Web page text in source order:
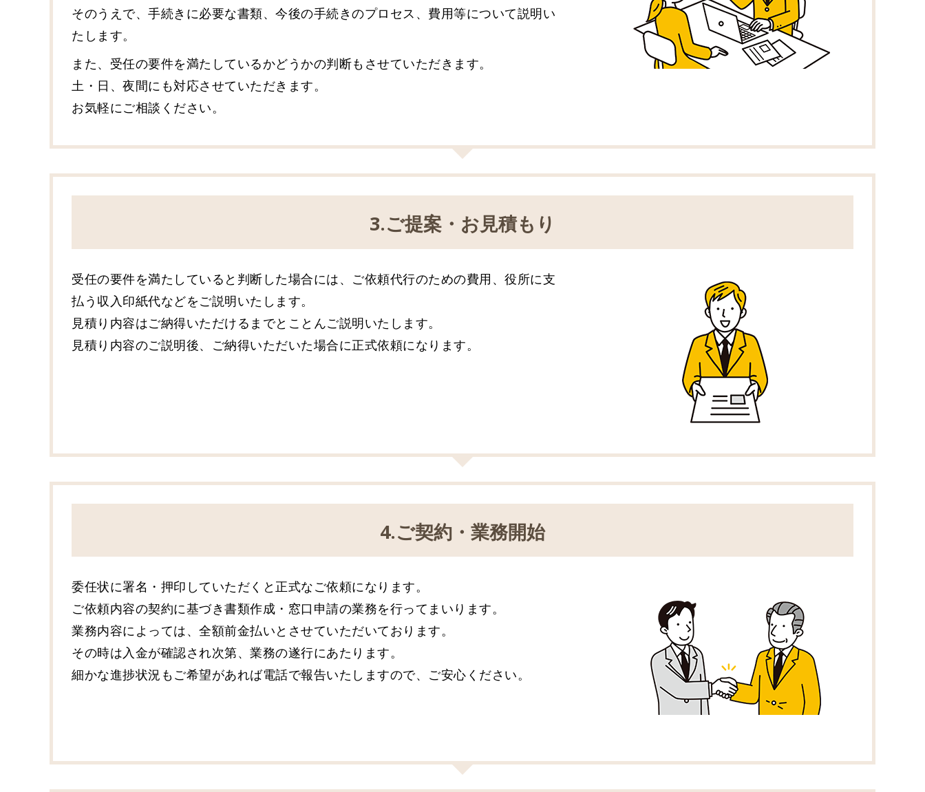
そのうえで、手続きに必要な書類、今後の手続きのプロセス、費用等について説明い
たします。
また、受任の要件を満たしているかどうかの判断もさせていただきます。
土・日、夜間にも対応させていただきます。
お気軽にご相談ください。
3.ご提案・お見積もり
受任の要件を満たしていると判断した場合には、ご依頼代行のための費用、役所に支
払う収入印紙代などをご説明いたします。
見積り内容はご納得いただけるまでとことんご説明いたします。
見積り内容のご説明後、ご納得いただいた場合に正式依頼になります。
4.ご契約・業務開始
委任状に署名・押印していただくと正式なご依頼になります。
ご依頼内容の契約に基づき書類作成・窓口申請の業務を行ってまいります。
業務内容によっては、全額前金払いとさせていただいております。
その時は入金が確認され次第、業務の遂行にあたります。
細かな進捗状況もご希望があれば電話で報告いたしますので、ご安心ください。